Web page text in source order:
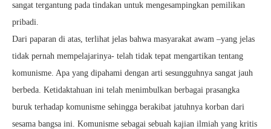
sangat tergantung pada tindakan untuk mengesampingkan pemilikan
pribadi.
Dari paparan di atas, terlihat jelas bahwa masyarakat awam –yang jelas
tidak pernah mempelajarinya- telah tidak tepat mengartikan tentang
komunisme. Apa yang dipahami dengan arti sesungguhnya sangat jauh
berbeda. Ketidaktahuan ini telah menimbulkan berbagai prasangka
buruk terhadap komunisme sehingga berakibat jatuhnya korban dari
sesama bangsa ini. Komunisme sebagai sebuah kajian ilmiah yang kritis